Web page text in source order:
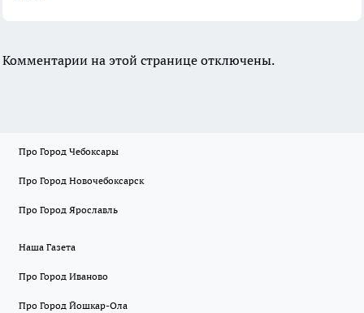
Комментарии на этой странице отключены.
Про Город Чебоксары
Про Город Новочебоксарск
Про Город Ярославль
Наша Газета
Про Город Иваново
Про Город Йошкар-Ола